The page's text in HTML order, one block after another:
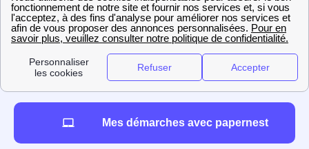
Edf Pas-de-Calais Merlimont
Mes démarches avec papernest